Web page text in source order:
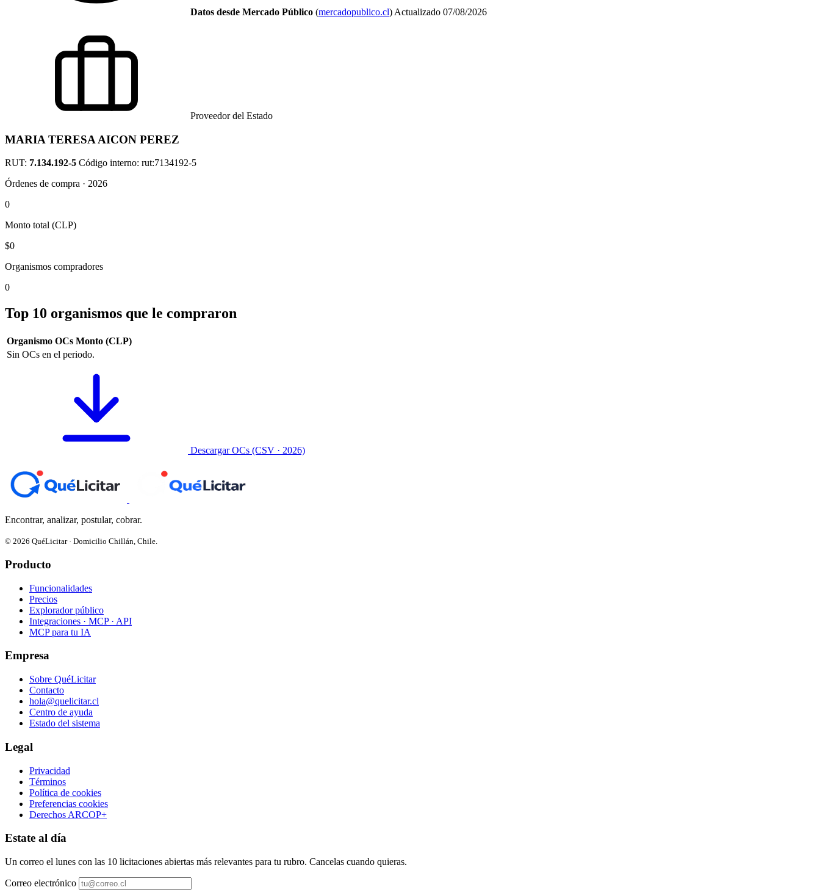
Datos desde Mercado Público (mercadopublico.cl) Actualizado 07/08/2026
Proveedor del Estado
MARIA TERESA AICON PEREZ
RUT: 7.134.192-5 Código interno: rut:7134192-5
Órdenes de compra · 2026
0
Monto total (CLP)
$0
Organismos compradores
0
Top 10 organismos que le compraron
Organismo OCs Monto (CLP)
Sin OCs en el periodo.
Descargar OCs (CSV · 2026)
Encontrar, analizar, postular, cobrar.
© 2026 QuéLicitar · Domicilio Chillán, Chile.
Producto
Funcionalidades
Precios
Explorador público
Integraciones · MCP · API
MCP para tu IA
Empresa
Sobre QuéLicitar
Contacto
hola@quelicitar.cl
Centro de ayuda
Estado del sistema
Legal
Privacidad
Términos
Política de cookies
Preferencias cookies
Derechos ARCOP+
Estate al día
Un correo el lunes con las 10 licitaciones abiertas más relevantes para tu rubro. Cancelas cuando quieras.
Correo electrónico